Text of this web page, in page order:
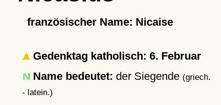
französischer Name: Nicaise
Gedenktag katholisch: 6. Februar
Name bedeutet: der Siegende (griech.
- latein.)